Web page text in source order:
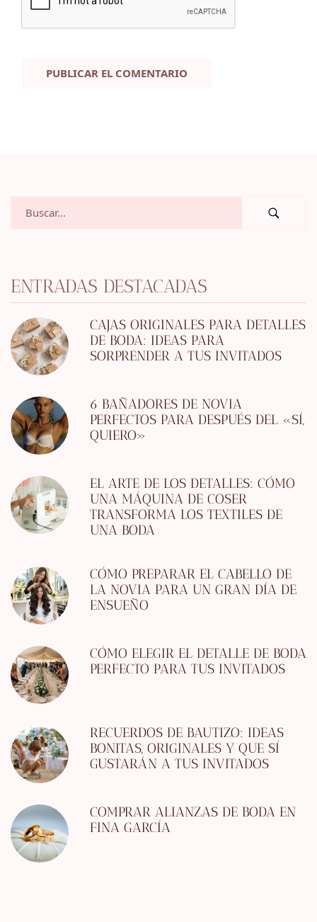
ENTRADAS DESTACADAS
CAJAS ORIGINALES PARA DETALLES
DE BODA: IDEAS PARA
SORPRENDER A TUS INVITADOS
6 BAÑADORES DE NOVIA
PERFECTOS PARA DESPUÉS DEL «SÍ,
QUIERO»
EL ARTE DE LOS DETALLES: CÓMO
UNA MÁQUINA DE COSER
TRANSFORMA LOS TEXTILES DE
UNA BODA
CÓMO PREPARAR EL CABELLO DE
LA NOVIA PARA UN GRAN DÍA DE
ENSUEÑO
CÓMO ELEGIR EL DETALLE DE BODA
PERFECTO PARA TUS INVITADOS
RECUERDOS DE BAUTIZO: IDEAS
BONITAS, ORIGINALES Y QUE SÍ
GUSTARÁN A TUS INVITADOS
COMPRAR ALIANZAS DE BODA EN
FINA GARCÍA